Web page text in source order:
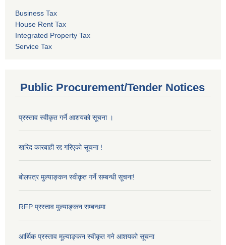
Business Tax
House Rent Tax
Integrated Property Tax
Service Tax
Public Procurement/Tender Notices
प्रस्ताव स्वीकृत गर्ने आशयको सूचना ।
खरिद कारबाही रद्द गरिएको सूचना !
बोलपत्र मुल्याङ्कन स्वीकृत गर्ने सम्बन्धी सूचना!
RFP प्रस्ताव मुल्याङ्कन सम्बन्धमा
आर्थिक प्रस्ताव मूल्याङ्कन स्वीकृत गने आशयको सूचना